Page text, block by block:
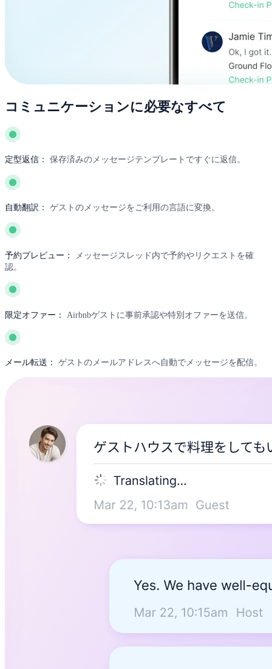
コミュニケーションに必要なすべて
定型返信： 保存済みのメッセージテンプレートですぐに返信。
自動翻訳： ゲストのメッセージをご利用の言語に変換。
予約プレビュー：
メッセージスレッド内で予約やリクエストを確
認。
限定オファー： Airbnbゲストに事前承認や特別オファーを送信。
メール転送： ゲストのメールアドレスへ自動でメッセージを配信。